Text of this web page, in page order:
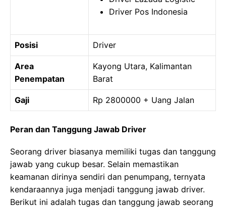
Driver Pos Indonesia
Posisi Driver
Area
Penempatan
Kayong Utara, Kalimantan
Barat
Gaji Rp 2800000 + Uang Jalan
Peran dan Tanggung Jawab Driver
Seorang driver biasanya memiliki tugas dan tanggung
jawab yang cukup besar. Selain memastikan
keamanan dirinya sendiri dan penumpang, ternyata
kendaraannya juga menjadi tanggung jawab driver.
Berikut ini adalah tugas dan tanggung jawab seorang